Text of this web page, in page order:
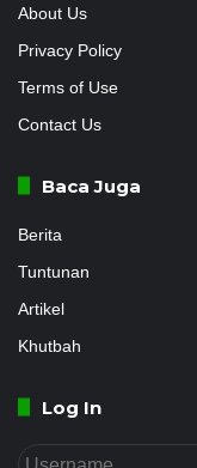
About Us
Privacy Policy
Terms of Use
Contact Us
Baca Juga
Berita
Tuntunan
Artikel
Khutbah
Log In